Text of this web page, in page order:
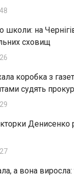
школи: на
сховищ
коробка з
судять
Денисенко
а вона виросла: